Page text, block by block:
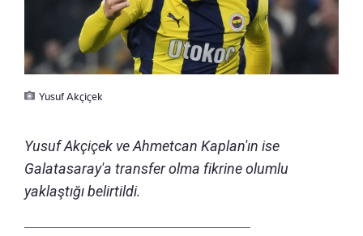
Yusuf Akçiçek
Yusuf Akçiçek ve Ahmetcan Kaplan'ın ise
Galatasaray'a transfer olma fikrine olumlu
yaklaştığı belirtildi.